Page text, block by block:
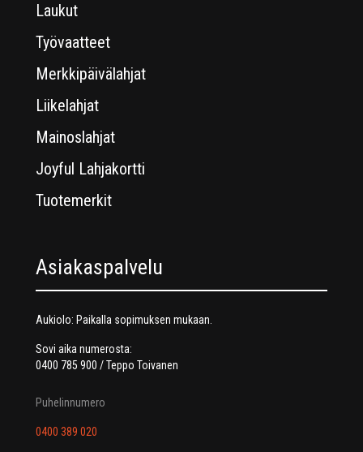
Laukut
Työvaatteet
Merkkipäivälahjat
Liikelahjat
Mainoslahjat
Joyful Lahjakortti
Tuotemerkit
Asiakaspalvelu
Aukiolo: Paikalla sopimuksen mukaan.
Sovi aika numerosta:
0400 785 900 / Teppo Toivanen
Puhelinnumero
0400 389 020